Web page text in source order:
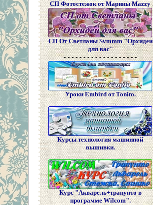
СП Фотостежок от Марины Mazzy
СП От Светланы Svmmm "Орхидеи
для вас"
- - - - - - - - - - - - - - - - - - -
Уроки Embird от Tonito.
Курсы технология машинной
вышивки.
Курс "Акварель+трапунто в
программе Wilcom".